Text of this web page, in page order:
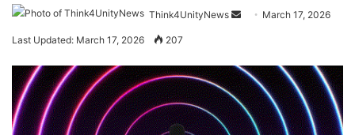
Think4UnityNews
d
a
n
e
March 17, 2026
Last Updated: March 17, 2026 207